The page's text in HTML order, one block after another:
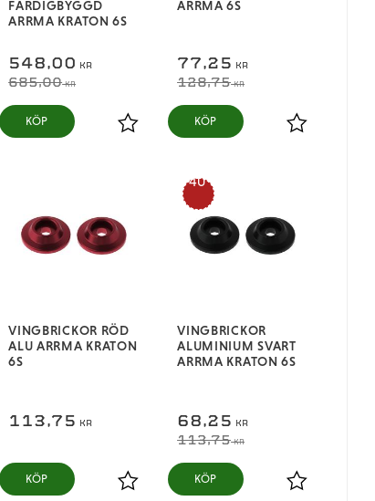
i favoriter
FÄRDIGBYGGD
ARRMA KRATON 6S
548,00 KR
685,00KR
Lägg till i favoriter
KÖP
ARRMA 6S
77,25 KR
128,75KR
Lägg till i
KÖP
i favoriter
VINGBRICKOR RÖD
ALU ARRMA KRATON
6S
113,75 KR
Lägg till i favoriter
KÖP
VINGBRICKOR
ALUMINIUM SVART
ARRMA KRATON 6S
68,25 KR
113,75KR
40
%
Lägg till i
KÖP